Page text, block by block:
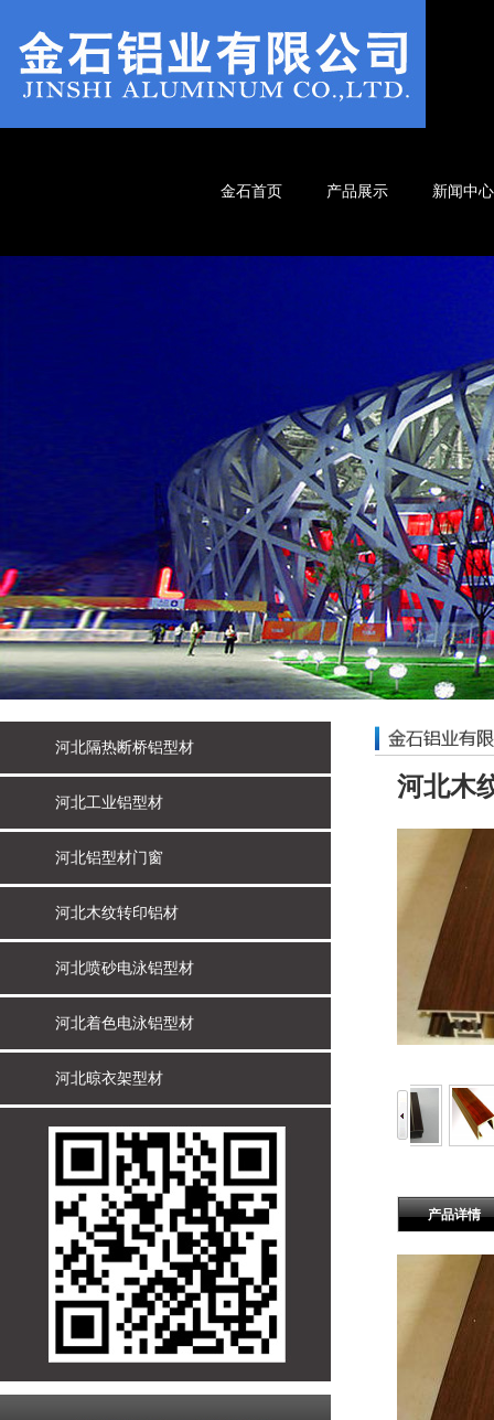
金石首页 产品展示 新闻中心
河北木
产品详情
河北隔热断桥铝型材
河北工业铝型材
河北铝型材门窗
河北木纹转印铝材
河北喷砂电泳铝型材
河北着色电泳铝型材
河北晾衣架型材